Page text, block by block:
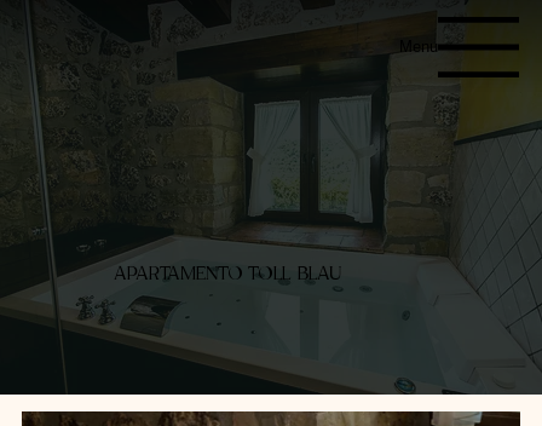
Menu
APARTAMENTO TOLL BLAU